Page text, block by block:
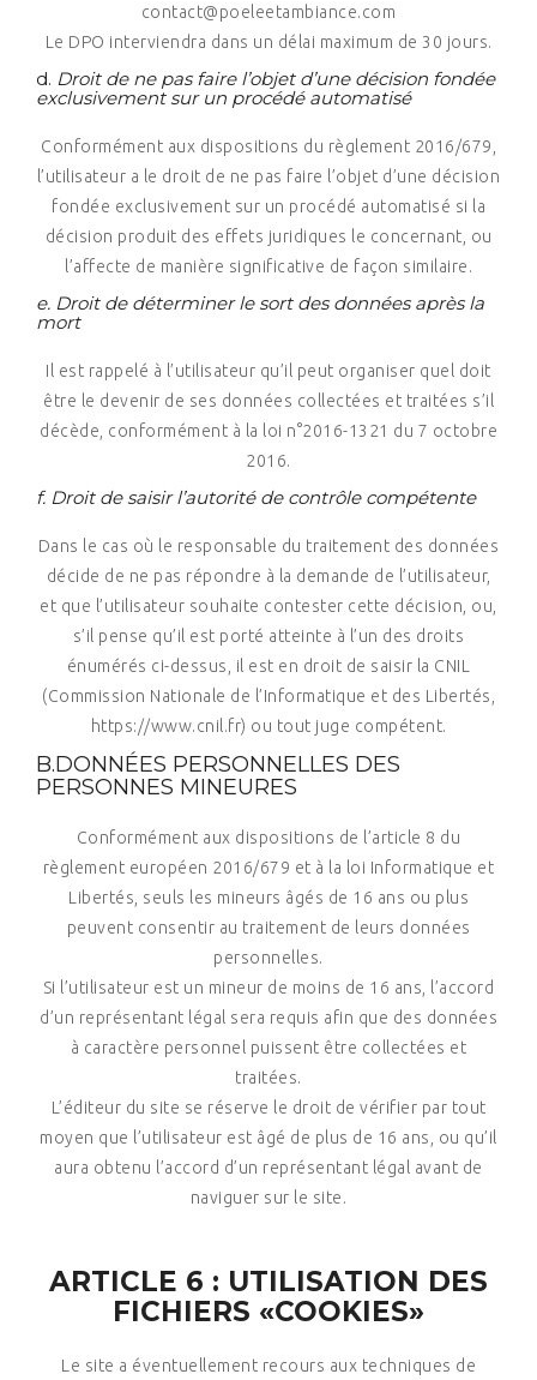
contact@poeleetambiance.com
Le DPO interviendra dans un délai maximum de 30 jours.
d. Droit de ne pas faire l’objet d’une décision fondée
exclusivement sur un procédé automatisé
Conformément aux dispositions du règlement 2016/679,
l’utilisateur a le droit de ne pas faire l’objet d’une décision
fondée exclusivement sur un procédé automatisé si la
décision produit des effets juridiques le concernant, ou
l’affecte de manière significative de façon similaire.
e. Droit de déterminer le sort des données après la
mort
Il est rappelé à l’utilisateur qu’il peut organiser quel doit
être le devenir de ses données collectées et traitées s’il
décède, conformément à la loi n°2016-1321 du 7 octobre
2016.
f. Droit de saisir l’autorité de contrôle compétente
Dans le cas où le responsable du traitement des données
décide de ne pas répondre à la demande de l’utilisateur,
et que l’utilisateur souhaite contester cette décision, ou,
s’il pense qu’il est porté atteinte à l’un des droits
énumérés ci-dessus, il est en droit de saisir la CNIL
(Commission Nationale de l’Informatique et des Libertés,
https://www.cnil.fr) ou tout juge compétent.
B.DONNÉES PERSONNELLES DES
PERSONNES MINEURES
Conformément aux dispositions de l’article 8 du
règlement européen 2016/679 et à la loi Informatique et
Libertés, seuls les mineurs âgés de 16 ans ou plus
peuvent consentir au traitement de leurs données
personnelles.
Si l’utilisateur est un mineur de moins de 16 ans, l’accord
d’un représentant légal sera requis afin que des données
à caractère personnel puissent être collectées et
traitées.
L’éditeur du site se réserve le droit de vérifier par tout
moyen que l’utilisateur est âgé de plus de 16 ans, ou qu’il
aura obtenu l’accord d’un représentant légal avant de
naviguer sur le site.
ARTICLE 6 : UTILISATION DES
FICHIERS «COOKIES»
Le site a éventuellement recours aux techniques de